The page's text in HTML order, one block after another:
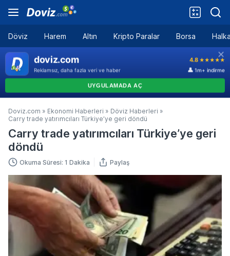
Döviz Harem Altın Kripto Paralar Borsa
Doviz.com » Ekonomi Haberleri » Döviz Haberleri »
Carry trade yatırımcıları Türkiye’ye geri döndü
Carry trade yatırımcıları Türkiye’ye geri
döndü
Okuma Süresi: 1 Dakika Paylaş